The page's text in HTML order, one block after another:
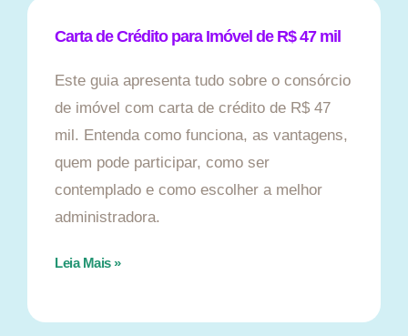
Carta de Crédito para Imóvel de R$ 47 mil
Este guia apresenta tudo sobre o consórcio
de imóvel com carta de crédito de R$ 47
mil. Entenda como funciona, as vantagens,
quem pode participar, como ser
contemplado e como escolher a melhor
administradora.
Leia Mais »